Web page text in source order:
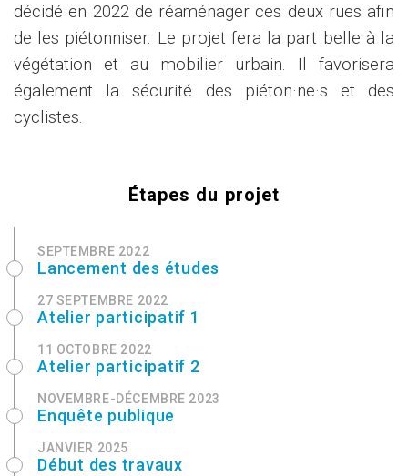
décidé en 2022 de réaménager ces deux rues afin
de les piétonniser. Le projet fera la part belle à la
végétation et au mobilier urbain. Il favorisera
également la sécurité des piéton·ne·s et des
cyclistes.
Étapes du projet
SEPTEMBRE 2022
Lancement des études
27 SEPTEMBRE 2022
Atelier participatif 1
11 OCTOBRE 2022
Atelier participatif 2
NOVEMBRE-DÉCEMBRE 2023
Enquête publique
JANVIER 2025
Début des travaux